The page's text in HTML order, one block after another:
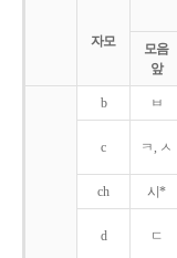
자모
모음
앞
b ㅂ
c ㅋ, ㅅ
ch 시*
d ㄷ